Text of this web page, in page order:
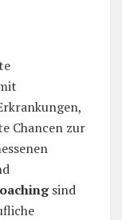
Chancen zur
sind